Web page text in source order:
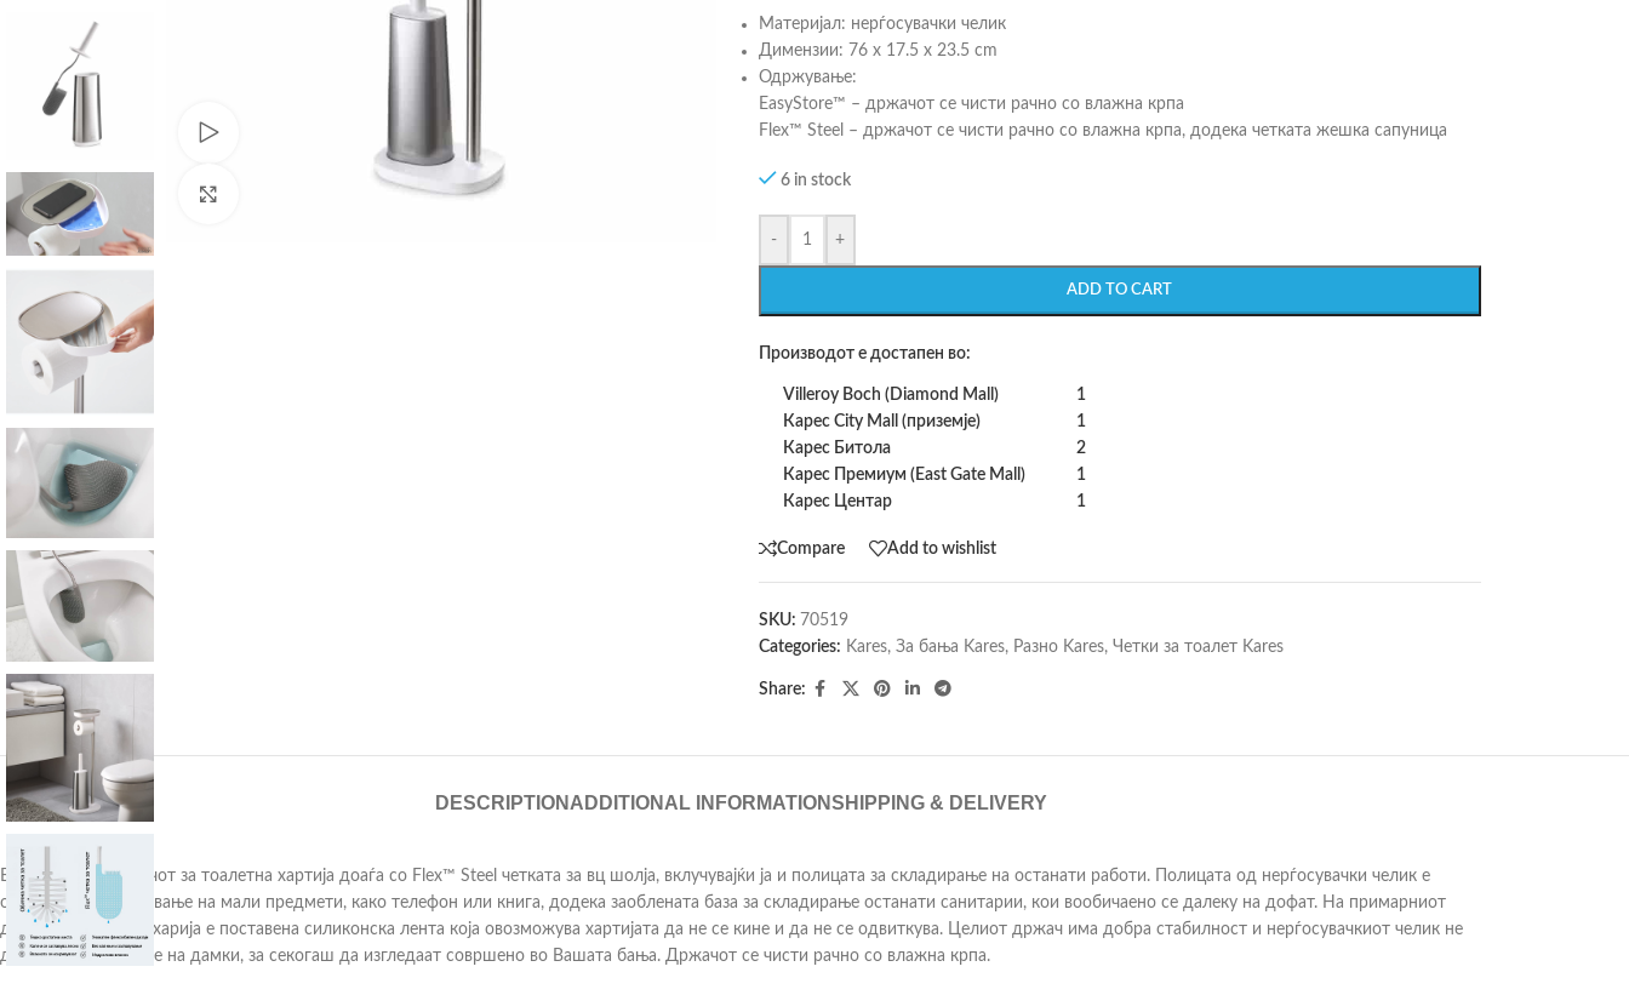
Материјал: нерѓосувачки челик
Димензии: 76 x 17.5 x 23.5 cm
Одржување:
EasyStore™ – држачот се чисти рачно со влажна крпа
Flex™ Steel – држачот се чисти рачно со влажна крпа, додека четката жешка сапуница
6 in stock
- +
ADD TO CART
Производот е достапен во:
Villeroy Boch (Diamond Mall)
1
Карес City Mall (приземје)
1
Карес Битола
2
Карес Премиум (East Gate Mall)
1
Карес Центар
1
Compare Add to wishlist
SKU: 70519
Categories: Kares, За бања Kares, Разно Kares, Четки за тоалет Kares
Share:
DESCRIPTION ADDITIONAL INFORMATIONSHIPPING & DELIVERY
EasyStore™ – држачот за тоалетна хартија доаѓа со Flex™ Steel четката за вц шолја, вклучувајќи ја и полицата за складирање на останати работи. Полицата од нерѓосувачки челик е
одлична за поставување на мали предмети, како телефон или книга, додека заоблената база за складирање останати санитарии, кои вообичаено се далеку на дофат. На примарниот
држач за тоалетна харија е поставена силиконска лента која овозможува хартијата да не се кине и да не се одвиткува. Целиот држач има добра стабилност и нерѓосувачкиот челик не
дозоволува правење на дамки, за секогаш да изгледаат совршено во Вашата бања. Држачот се чисти рачно со влажна крпа.